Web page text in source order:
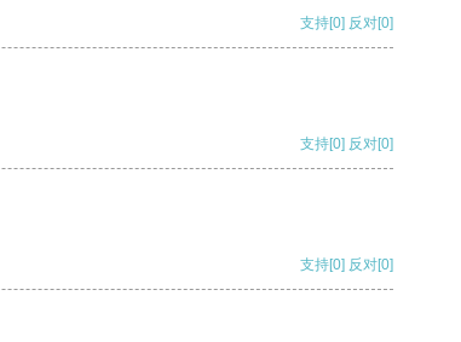
支持[0] 反对[0]
支持[0] 反对[0]
支持[0] 反对[0]